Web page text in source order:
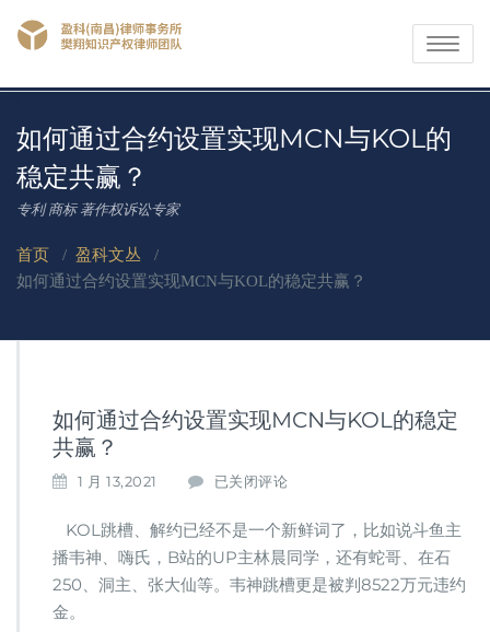
Toggle
如何通过合约设置实现MCN与KOL的
稳定共赢？
专利 商标 著作权诉讼专家
首页 / 盈科文丛 /
如何通过合约设置实现MCN与KOL的稳定共赢？
如何通过合约设置实现MCN与KOL的稳定
共赢？
1 月 13,2021
如
通
过
合
约
已关闭评论
KOL跳槽、解约已经不是一个新鲜词了，比如说斗鱼主
播韦神、嗨氏，B站的UP主林晨同学，还有蛇哥、在石
250、洞主、张大仙等。韦神跳槽更是被判8522万元违约
金。